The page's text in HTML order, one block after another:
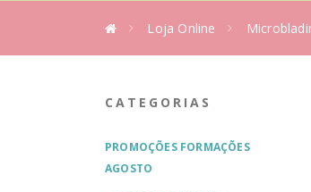
Loja Online
CATEGORIAS
PROMOÇÕES FORMAÇÕES
AGOSTO